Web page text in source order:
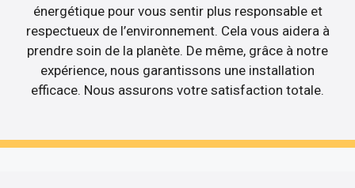
énergétique pour vous sentir plus responsable et
respectueux de l’environnement. Cela vous aidera à
prendre soin de la planète. De même, grâce à notre
expérience, nous garantissons une installation
efficace. Nous assurons votre satisfaction totale.